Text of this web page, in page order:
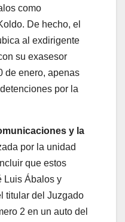
como
De hecho, el
al exdirigente
su exasesor
de enero, apenas
por la
y la
por la unidad
que estos
Luis Ábalos y
titular del Juzgado
2 en un auto del